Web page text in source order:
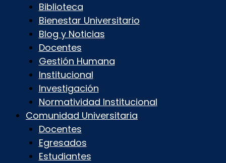
Biblioteca
Bienestar Universitario
Blog y Noticias
Docentes
Gestión Humana
Institucional
Investigación
Normatividad Institucional
Comunidad Universitaria
Docentes
Egresados
Estudiantes